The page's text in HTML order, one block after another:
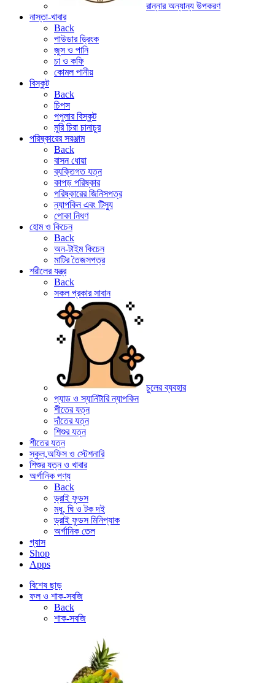
রান্নার অন্যান্য উপকরণ
নাস্তা-খাবার
Back
পাউডার ড্রিংক
জুস ও পানি
চা ও কফি
কোমল পানীয়
বিস্কুট
Back
চিপস
পপুলার বিস্কুট
মুরি চিরা চানাচুর
পরিষ্কারের সরঞ্জাম
Back
বাসন ধোয়া
ব্যক্তিগত যত্ন
কাপড় পরিষ্কার
পরিষ্কারের জিনিসপত্র
ন্যাপকিন এবং টিস্যু
পোকা নিধণ
হোম ও কিচেন
Back
অন-টাইম কিচেন
মাটির তৈজসপত্র
শরীলের যন্ত্র
Back
সকল প্রকার সাবান
চুলের ব্যবহার
প্যাড ও স্যানিটারি ন্যাপকিন
শীতের যত্ন
দাঁতের যত্ন
শিশুর যত্ন
শীতের যত্ন
স্কুল,অফিস ও স্টেশনারি
শিশুর যত্ন ও খাবার
অর্গানিক পণ্য
Back
ড্রাই ফুডস
মধু, ঘি ও টক দই
ড্রাই ফুডস মিনিপ্যাক
অর্গানিক তেল
গ্যাস
Shop
Apps
বিশেষ ছাড়
ফল ও শাক-সবজি
Back
শাক-সবজি